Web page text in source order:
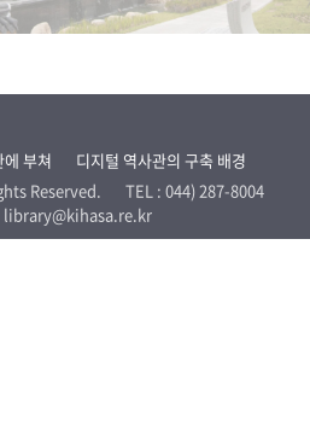
부쳐
디지털 역사관의 구축 배경
Reserved.
TEL : 044) 287-8004
library@kihasa.re.kr